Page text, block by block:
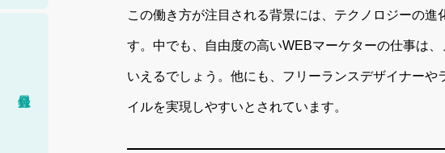
この働き方が注目される背景には、テクノロジーの進
す。中でも、自由度の高いWEBマーケターの仕事は
いえるでしょう。他にも、フリーランスデザイナー
イルを実現しやすいとされています。